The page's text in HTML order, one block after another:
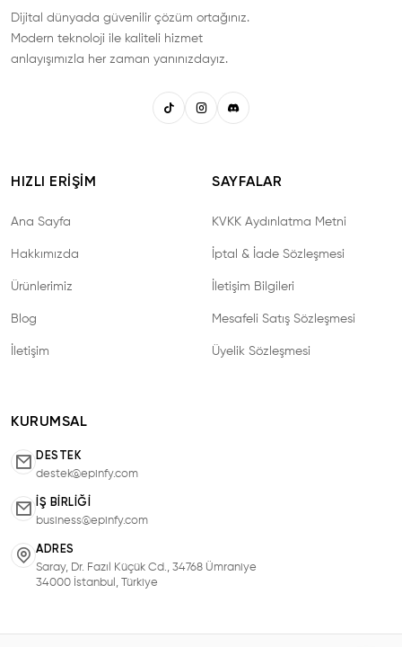
Dijital dünyada güvenilir çözüm ortağınız.
Modern teknoloji ile kaliteli hizmet
anlayışımızla her zaman yanınızdayız.
HIZLI ERIŞIM
Ana Sayfa
Hakkımızda
Ürünlerimiz
Blog
İletişim
SAYFALAR
KVKK Aydınlatma Metni
İptal & İade Sözleşmesi
İletişim Bilgileri
Mesafeli Satış Sözleşmesi
Üyelik Sözleşmesi
KURUMSAL
DESTEK
destek@epinfy.com
İŞ BIRLIĞI
business@epinfy.com
ADRES
Saray, Dr. Fazıl Küçük Cd., 34768 Ümraniye
34000 İstanbul, Türkiye